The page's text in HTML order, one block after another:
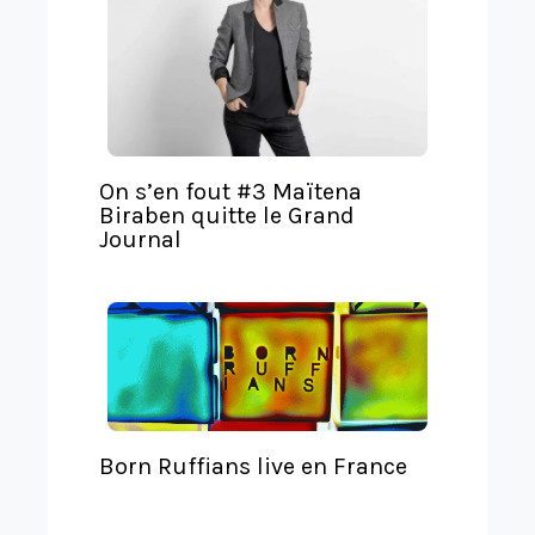
On s’en fout #3 Maïtena
Biraben quitte le Grand
Journal
Born Ruffians live en France